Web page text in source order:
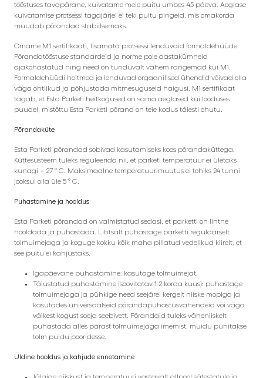
tööstuses tavapärane, kuivatame meie puitu umbes 45 päeva. Aeglase
kuivatamise protsessi tagajärjel ei teki puitu pingeid, mis omakorda
muudab põrandad stabiilsemaks.
Omame M1 sertifikaati, lisamata protsessi lenduvaid formaldehüüde.
Põrandatööstuse standardeid ja norme pole aastakümneid
ajakohastatud ning need on tunduvalt vähem rangemad kui M1.
Formaldehüüdi heitmed ja lenduvad orgaanilised ühendid võivad olla
väga ohtlikud ja põhjustada mitmesuguseid haigusi. M1 sertifikaat
tagab, et Esta Parketi heitkogused on sama aeglased kui looduses
puudel, mistõttu Esta Parketi põrand on teie kodus täiesti ohutu.
Põrandaküte
Esta Parketi põrandad sobivad kasutamiseks koos põrandaküttega.
Küttesüsteem tuleks reguleerida nii, et parketi temperatuur ei ületaks
kunagi + 27 ° C. Maksimaalne temperatuurimuutus ei tohiks 24 tunni
jooksul olla üle 5 ° C.
Puhastamine ja hooldus
Esta Parketi põrandad on valmistatud sedasi, et parketti on lihtne
hooldada ja puhastada. Lihtsalt puhastage parketti regulaarselt
tolmuimejaga ja koguge kokku kõik maha pillatud vedelikud kiirelt, et
see puitu ei kahjustaks.
Igapäevane puhastamine: kasutage tolmuimejat.
Täiustatud puhastamine (soovitatav 1-2 korda kuus): puhastage
tolmuimejaga ja pühkige need seejärel kergelt niiske mopiga ja
kasutades universaalseid põrandapuhastusvahendeid või väga
väikest kogust sooja seebivett. Põrandaid tuleks väheniiskelt
puhastada alles pärast tolmuimejaga imemist, muidu pühitakse
tolm puidu pooridesse.
Üldine hooldus ja kahjude ennetamine